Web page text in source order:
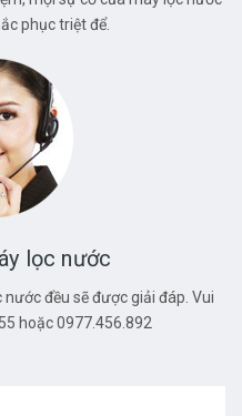
phục triệt để.
lọc nước
đều sẽ được giải đáp. Vui
hoặc 0977.456.892